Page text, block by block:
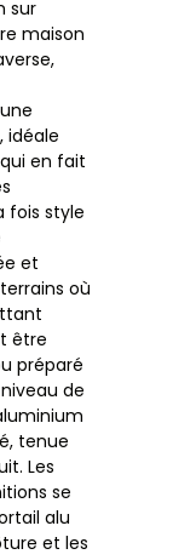
sur
maison
idéale
en fait
fois style
et
où
être
préparé
de
tenue
Les
se
alu
et les